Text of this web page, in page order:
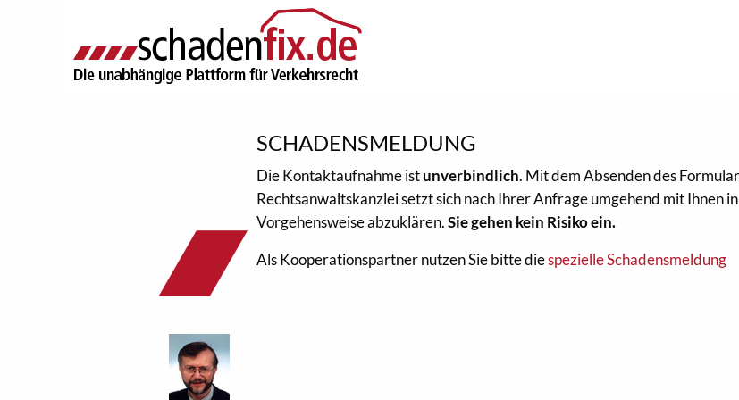
SCHADENSMELDUNG
Die Kontaktaufnahme istunverbindlich. Mit dem Absenden des
Rechtsanwaltskanzlei setzt sich nach Ihrer Anfrage umgehend mit Ihnen
Vorgehensweise abzuklären.Sie gehen kein Risiko ein.
Als Kooperationspartner nutzen Sie bitte diespezielle Schadensmeldung